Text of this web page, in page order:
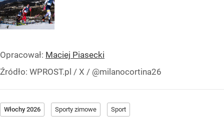
Opracował: Maciej Piasecki
Źródło: WPROST.pl / X / @milanocortina26
Włochy 2026 Sporty zimowe Sport